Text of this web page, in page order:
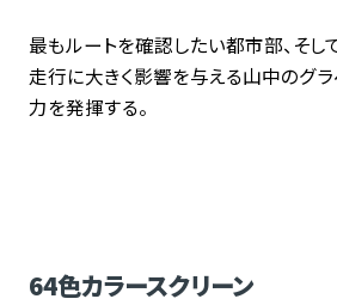
最もルートを確認したい都市部、そし
走行に大きく影響を与える山中のグ
力を発揮する。
64色カラースクリーン